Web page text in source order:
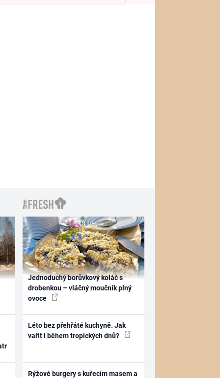
Jednoduchý borůvkový koláč s
drobenkou – vláčný moučník plný
ovoce
Léto bez přehřáté kuchyně. Jak
vařit i během tropických dnů?
Rýžové burgery s kuřecím masem a